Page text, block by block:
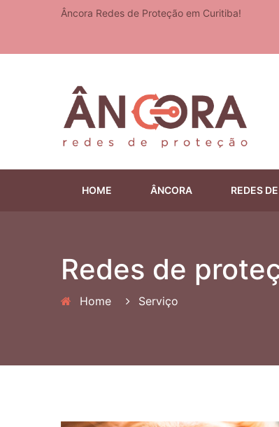
Âncora Redes de Proteção em Curitiba!
HOME ÂNCORA REDES
Redes de
Home Serviço